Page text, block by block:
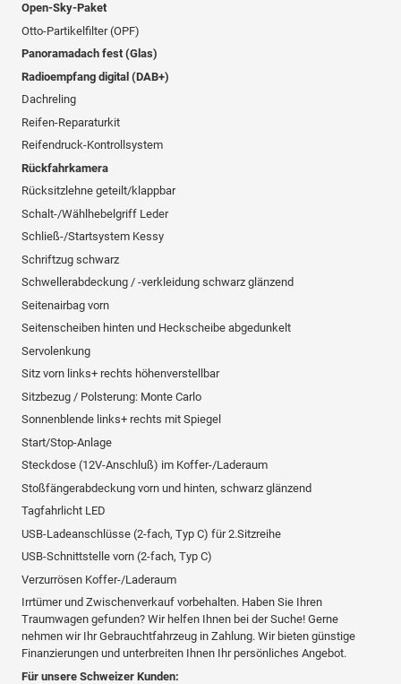
Open-Sky-Paket
Otto-Partikelfilter (OPF)
Panoramadach fest (Glas)
Radioempfang digital (DAB+)
Dachreling
Reifen-Reparaturkit
Reifendruck-Kontrollsystem
Rückfahrkamera
Rücksitzlehne geteilt/klappbar
Schalt-/Wählhebelgriff Leder
Schließ-/Startsystem Kessy
Schriftzug schwarz
Schwellerabdeckung / -verkleidung schwarz glänzend
Seitenairbag vorn
Seitenscheiben hinten und Heckscheibe abgedunkelt
Servolenkung
Sitz vorn links+ rechts höhenverstellbar
Sitzbezug / Polsterung: Monte Carlo
Sonnenblende links+ rechts mit Spiegel
Start/Stop-Anlage
Steckdose (12V-Anschluß) im Koffer-/Laderaum
Stoßfängerabdeckung vorn und hinten, schwarz glänzend
Tagfahrlicht LED
USB-Ladeanschlüsse (2-fach, Typ C) für 2.Sitzreihe
USB-Schnittstelle vorn (2-fach, Typ C)
Verzurrösen Koffer-/Laderaum
Irrtümer und Zwischenverkauf vorbehalten. Haben Sie Ihren
Traumwagen gefunden? Wir helfen Ihnen bei der Suche! Gerne
nehmen wir Ihr Gebrauchtfahrzeug in Zahlung. Wir bieten günstige
Finanzierungen und unterbreiten Ihnen Ihr persönliches Angebot.
Für unsere Schweizer Kunden: